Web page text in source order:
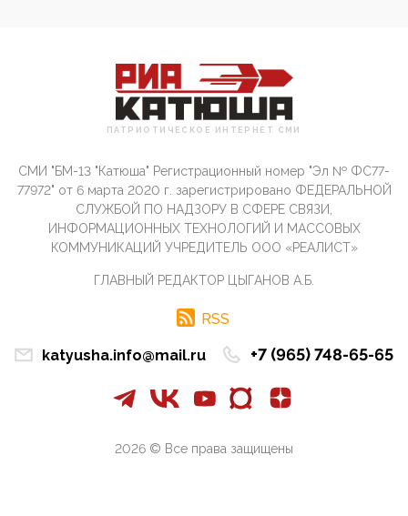
входМошенники активно пользуются аккаунтами на
Госуслугах уме...
12:01, 10 Апреля 2026
Сионистское правительство благосклонно
09:40, 10 Апреля 2026
Честно говоря, ситуация с продвижением через
российские крупнейшие СМИ персоны Эррола
Маска (отца Ил...
Те, кто стоят за массовым завозом в Россию
Благодаря знакомым, стали известны подробности
захватил "малое небо" на украинском ТВД.
ПАТРИОТИЧЕСКОЕ ИНТЕРНЕТ СМИ
СМИ "БМ-13 "Катюша" Регистрационный номер "Эл № ФС77-
77972" от 6 марта 2020 г. зарегистрировано ФЕДЕРАЛЬНОЙ
СЛУЖБОЙ ПО НАДЗОРУ В СФЕРЕ СВЯЗИ,
ИНФОРМАЦИОННЫХ ТЕХНОЛОГИЙ И МАССОВЫХ
КОММУНИКАЦИЙ УЧРЕДИТЕЛЬ ООО «РЕАЛИСТ»
ГЛАВНЫЙ РЕДАКТОР ЦЫГАНОВ А.Б.
RSS
katyusha.info@mail.ru +7 (965) 748-65-65
2026 © Все права защищены